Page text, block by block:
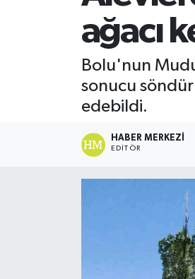
ağacı
Bolu'nun
sonucu
edebildi.
HABER MERKEZI
EDITÖR
Politika
Trafik Durumu
Tüm Manşetler